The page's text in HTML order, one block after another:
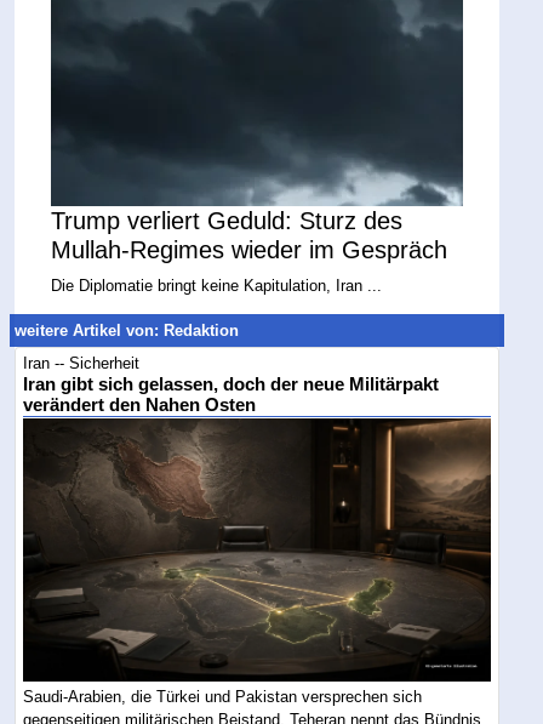
Trump verliert Geduld: Sturz des
Mullah-Regimes wieder im Gespräch
Die Diplomatie bringt keine Kapitulation, Iran ...
weitere Artikel von: Redaktion
Iran -- Sicherheit
Iran gibt sich gelassen, doch der neue Militärpakt
verändert den Nahen Osten
Saudi-Arabien, die Türkei und Pakistan versprechen sich
gegenseitigen militärischen Beistand. Teheran nennt das Bündnis